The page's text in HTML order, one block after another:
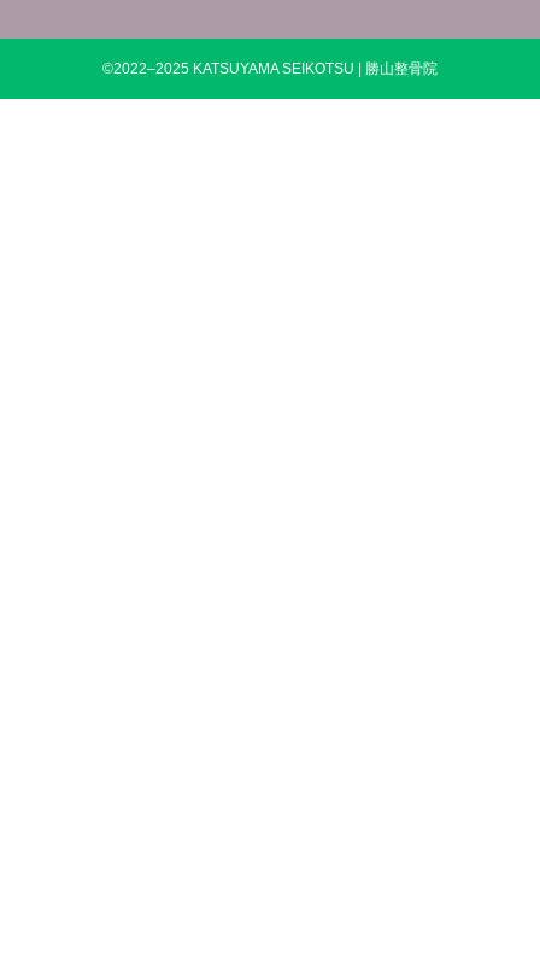
©2022–2025 KATSUYAMA SEIKOTSU | 勝山整骨院